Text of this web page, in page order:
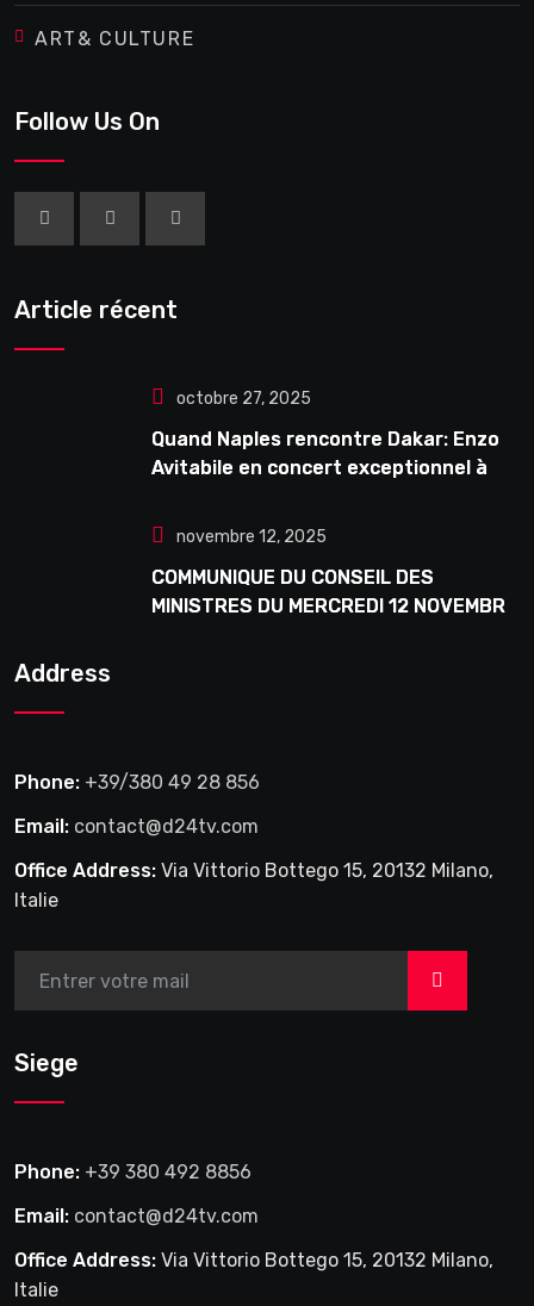
ART& CULTURE
Follow Us On
Article récent
octobre 27, 2025
Quand Naples rencontre Dakar: Enzo
Avitabile en concert exceptionnel à
novembre 12, 2025
COMMUNIQUE DU CONSEIL DES
MINISTRES DU MERCREDI 12 NOVEMBRE
Address
Phone: +39/380 49 28 856
Email: contact@d24tv.com
Office Address: Via Vittorio Bottego 15, 20132 Milano,
Italie
>
Siege
Phone: +39 380 492 8856
Email: contact@d24tv.com
Office Address: Via Vittorio Bottego 15, 20132 Milano,
Italie